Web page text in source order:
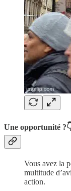
Une opportunité
Vous avez la
multitude
action.